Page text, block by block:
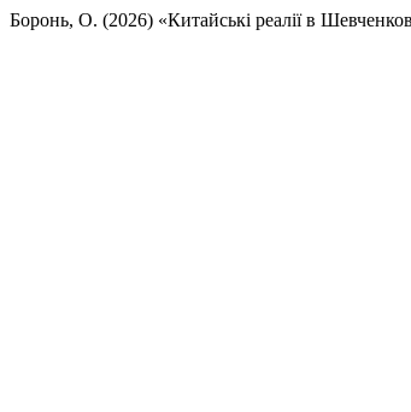
Боронь, О. (2026) «Китайські реалії в